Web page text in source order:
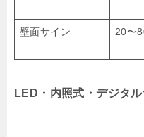
壁面サイン 20〜
LED・内照式・デジタ